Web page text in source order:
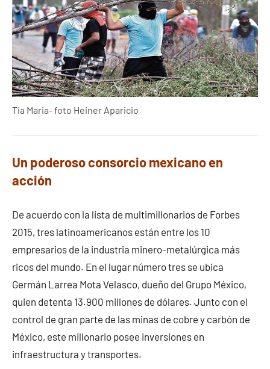
Tia Maria- foto Heiner Aparicio
Un poderoso consorcio mexicano en
acción
De acuerdo con la lista de multimillonarios de Forbes
2015, tres latinoamericanos están entre los 10
empresarios de la industria minero-metalúrgica más
ricos del mundo. En el lugar número tres se ubica
Germán Larrea Mota Velasco, dueño del Grupo México,
quien detenta 13.900 millones de dólares. Junto con el
control de gran parte de las minas de cobre y carbón de
México, este millonario posee inversiones en
infraestructura y transportes.